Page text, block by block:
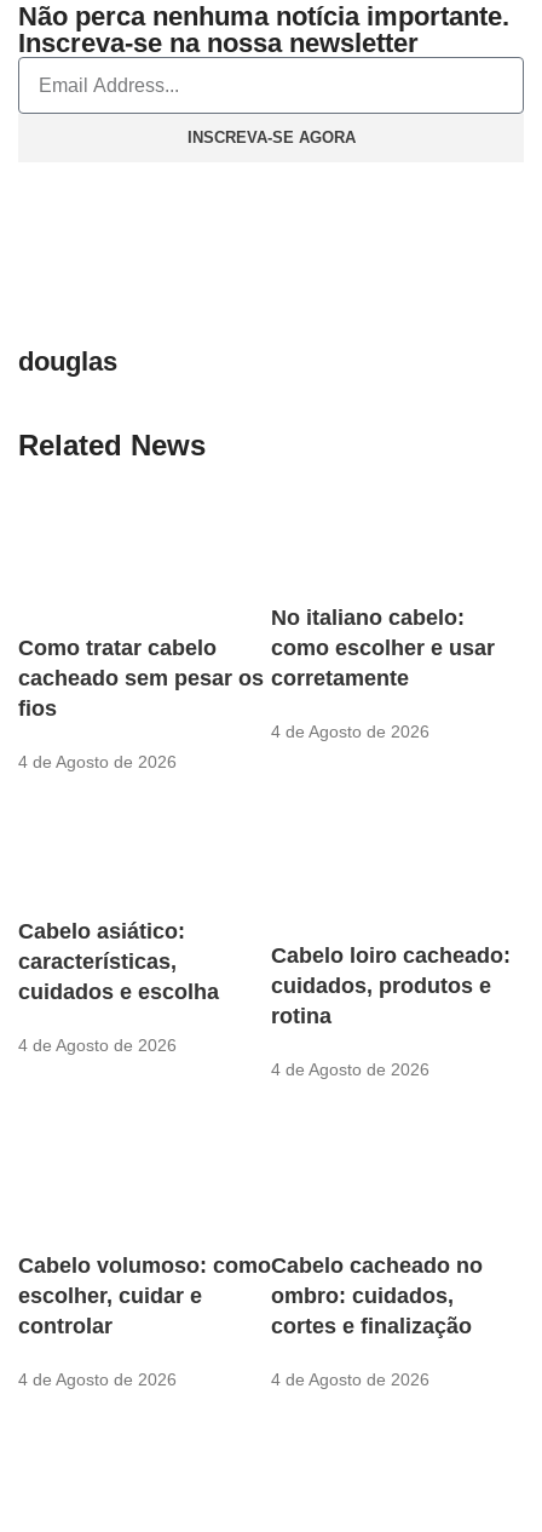
Não perca nenhuma notícia importante.
Inscreva-se na nossa newsletter
INSCREVA-SE AGORA
douglas
Related News
Como tratar cabelo
cacheado sem pesar os
fios
4 de Agosto de 2026
No italiano cabelo:
como escolher e usar
corretamente
4 de Agosto de 2026
Cabelo asiático:
características,
cuidados e escolha
4 de Agosto de 2026
Cabelo loiro cacheado:
cuidados, produtos e
rotina
4 de Agosto de 2026
Cabelo volumoso: como
escolher, cuidar e
controlar
4 de Agosto de 2026
Cabelo cacheado no
ombro: cuidados,
cortes e finalização
4 de Agosto de 2026